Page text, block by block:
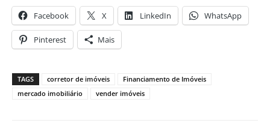
Facebook X LinkedIn WhatsApp
Pinterest Mais
TAGS corretor de imóveis
Financiamento de Imóveis
mercado imobiliário
vender imóveis